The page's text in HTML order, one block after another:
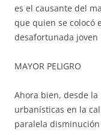
es el causante del
que quien se colocó
desafortunada joven
MAYOR PELIGRO
Ahora bien, desde
urbanísticas en la
paralela